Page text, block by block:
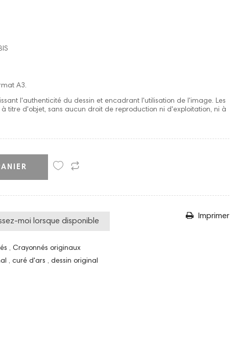
A3.
l'authenticité du dessin et encadrant l'utilisation de l'image. Les
titre d'objet, sans aucun droit de reproduction ni d'exploitation, ni à
moi lorsque disponible
Imprimer
, Crayonnés originaux
, curé d'ars , dessin original